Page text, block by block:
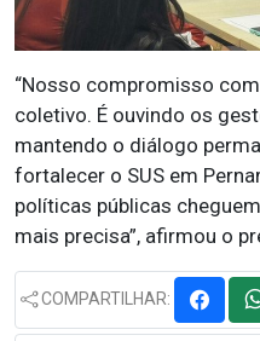
“Nosso compromisso
coletivo. É ouvindo os
mantendo o diálogo
fortalecer o SUS em
políticas públicas
mais precisa”, afirmou o
COMPARTILHAR: